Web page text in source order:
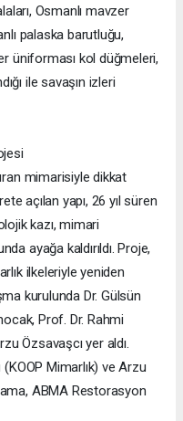
Osmanlı mavzer
palaska barutluğu,
üniforması kol düğmeleri,
ile savaşın izleri
mimarisiyle dikkat
açılan yapı, 26 yıl süren
kazı, mimari
ayağa kaldırıldı. Proje,
ilkeleriyle yeniden
kurulunda Dr. Gülsün
Prof. Dr. Rahmi
Özsavaşcı yer aldı.
Mimarlık) ve Arzu
ABMA Restorasyon